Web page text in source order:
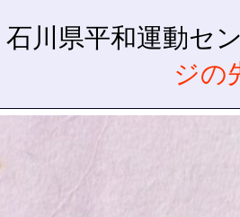
石川県平和運動セ
ジの